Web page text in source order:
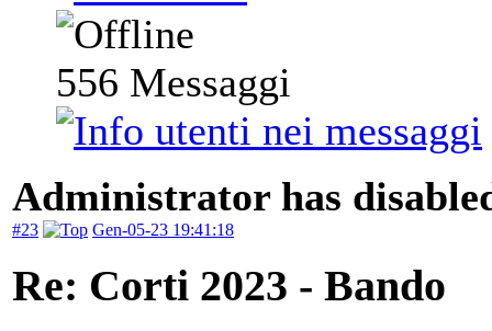
556 Messaggi
Administrator has
#23 Gen-05-23 19:41:18
Re: Corti 2023 - Bando